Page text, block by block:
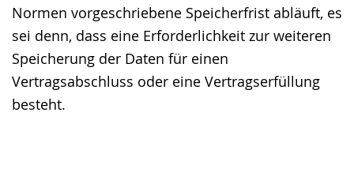
Normen vorgeschriebene Speicherfrist abläuft, es
sei denn, dass eine Erforderlichkeit zur weiteren
Speicherung der Daten für einen
Vertragsabschluss oder eine Vertragserfüllung
besteht.